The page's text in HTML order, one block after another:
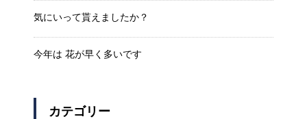
気にいって貰えましたか？
今年は 花が早く多いです
カテゴリー